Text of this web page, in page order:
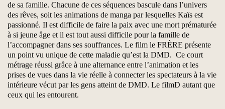
de sa famille. Chacune de ces séquences bascule dans l’univers
des rêves, soit les animations de manga par lesquelles Kaïs est
passionné. Il est difficile de faire la paix avec une mort prématurée
à si jeune âge et il est tout aussi difficile pour la famille de
l’accompagner dans ses souffrances. Le film le FRÈRE présente
un point vu unique de cette maladie qu’est la DMD. Ce court
métrage réussi grâce à une alternance entre l’animation et les
prises de vues dans la vie réelle à connecter les spectateurs à la vie
intérieure vécut par les gens atteint de DMD. Le filmD autant que
ceux qui les entourent.